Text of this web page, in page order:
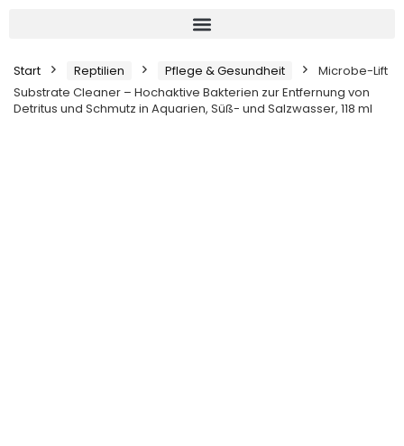
Start Reptilien Pflege & Gesundheit
Microbe-Lift
Substrate Cleaner – Hochaktive Bakterien zur Entfernung von
Detritus und Schmutz in Aquarien, Süß- und Salzwasser, 118 ml